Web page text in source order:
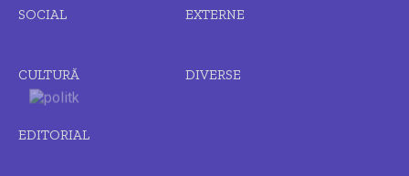
SOCIAL EXTERNE
CULTURĂ DIVERSE
EDITORIAL